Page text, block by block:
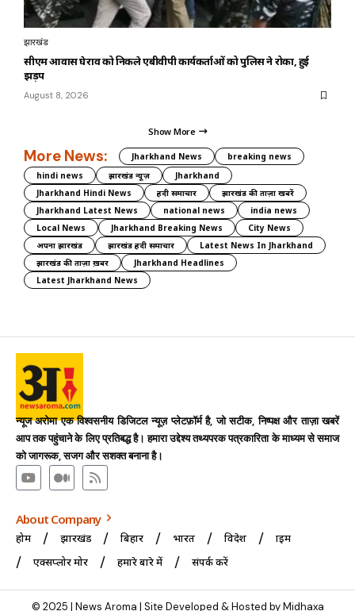
झारखंड
सीएम आवास घेराव को निकले एबीवीपी कार्यकर्ताओं को पुलिस ने रोका, हुई
झड़प
August 8, 2026
Show More
More News: Jharkhand News
breaking news
hindi news
झारखंड न्यूज़
Jharkhand
Jharkhand Hindi News
हिंदी समाचार
झारखंड की ताज़ा खबरें
Jharkhand Latest News
national news
india news
Local News
Jharkhand Breaking News
City News
अपना झारखंड
झारखंड हिंदी समाचार
Latest News In Jharkhand
झारखंड की ताज़ा ख़बर
Jharkhand Headlines
Latest Jharkhand News
न्यूज अरोमा एक विश्वसनीय डिजिटल न्यूज़ प्लेटफ़ॉर्म है, जो सटीक, निष्पक्ष और ताज़ा खबरें
आप तक पहुंचाने के लिए प्रतिबद्ध है। हमारा उद्देश्य तथ्यपरक पत्रकारिता के माध्यम से समाज
को जागरूक, सजग और सशक्त बनाना है।
About Company
होम झारखंड बिहार भारत विदेश
क्राइम
एक्सप्लोर मोर
हमारे बारे में संपर्क करें
© 2025 | News Aroma | Site Developed & Hosted by Midhaxa